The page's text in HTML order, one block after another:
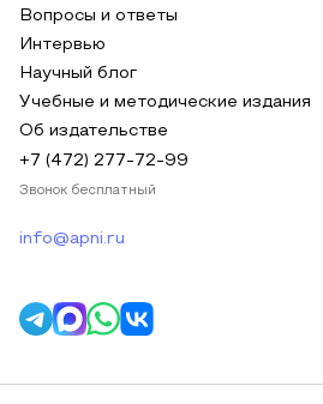
Вопросы и ответы
Интервью
Научный блог
Учебные и методические издания
Об издательстве
+7 (472) 277-72-99
Звонок бесплатный
info@apni.ru